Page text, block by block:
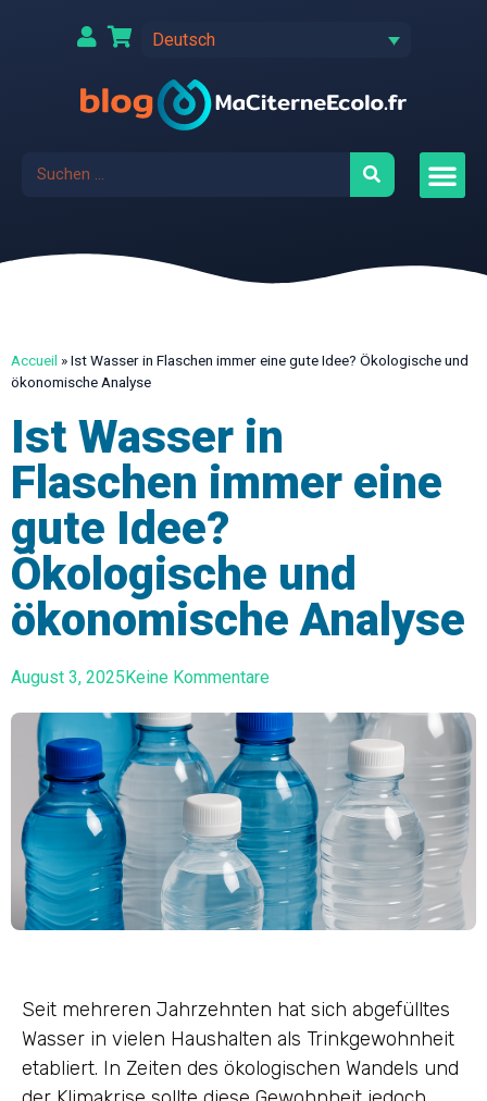
Deutsch
Accueil »Ist Wasser in Flaschen immer eine gute Idee? Ökologische und
ökonomische Analyse
Ist Wasser in
Flaschen immer eine
gute Idee?
Ökologische und
ökonomische Analyse
August 3, 2025Keine Kommentare
Seit mehreren Jahrzehnten hat sich abgefülltes
Wasser in vielen Haushalten als Trinkgewohnheit
etabliert. In Zeiten des ökologischen Wandels und